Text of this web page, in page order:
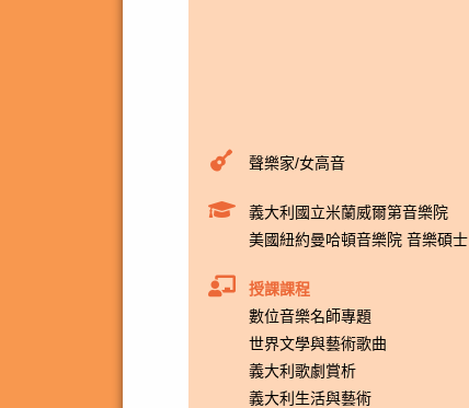
聲樂家/女高音
義大利國立米蘭威爾第音樂院
美國紐約曼哈頓音樂院 音樂碩士
授課課程
數位音樂名師專題
世界文學與藝術歌曲
義大利歌劇賞析
義大利生活與藝術